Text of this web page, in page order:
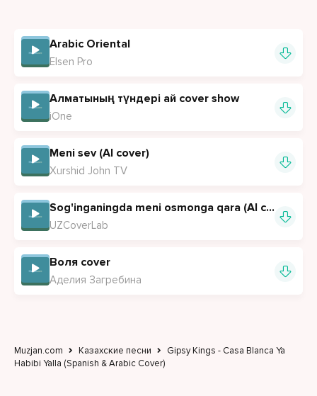
Arabic Oriental
Elsen Pro
Алматының түндері ай cover show
iOne
Meni sev (AI cover)
Xurshid John TV
Sog'inganingda meni osmonga qara (AI cover)
UZCoverLab
Воля cover
Аделия Загребина
Muzjan.com Казахские песни
Gipsy Kings - Casa Blanca Ya
Habibi Yalla (Spanish & Arabic Cover)